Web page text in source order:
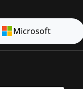
Microsoft